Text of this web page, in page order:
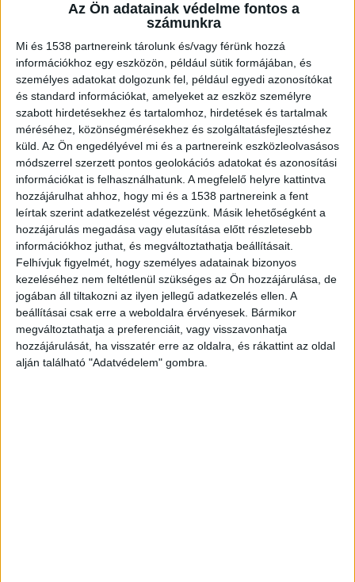
Az Ön adatainak védelme fontos a
számunkra
Mi és 1538 partnereink tárolunk és/vagy férünk hozzá
információkhoz egy eszközön, például sütik formájában, és
személyes adatokat dolgozunk fel, például egyedi azonosítókat
és standard információkat, amelyeket az eszköz személyre
szabott hirdetésekhez és tartalomhoz, hirdetések és tartalmak
méréséhez, közönségmérésekhez és szolgáltatásfejlesztéshez
küld. Az Ön engedélyével mi és a partnereink eszközleolvasásos
módszerrel szerzett pontos geolokációs adatokat és azonosítási
információkat is felhasználhatunk. A megfelelő helyre kattintva
hozzájárulhat ahhoz, hogy mi és a 1538 partnereink a fent
leírtak szerint adatkezelést végezzünk. Másik lehetőségként a
hozzájárulás megadása vagy elutasítása előtt részletesebb
információkhoz juthat, és megváltoztathatja beállításait.
Felhívjuk figyelmét, hogy személyes adatainak bizonyos
kezeléséhez nem feltétlenül szükséges az Ön hozzájárulása, de
jogában áll tiltakozni az ilyen jellegű adatkezelés ellen. A
beállításai csak erre a weboldalra érvényesek. Bármikor
megváltoztathatja a preferenciáit, vagy visszavonhatja
hozzájárulását, ha visszatér erre az oldalra, és rákattint az oldal
alján található "Adatvédelem" gombra.
belügyminiszter is, miközben kipróbálták az
egyik új éjszakai agglomerációs buszjáratot.
BudapestKörnyéke.hu hírportál legfrissebb híreit
ide kattintva éred el! A Facebookon már 700
ezernél is többen követik a portáljainkat,
köszönjük, hogy most te is minket olvasol!